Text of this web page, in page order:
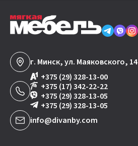
г. Минск, ул. Маяковского, 14
+375 (29) 328-13-00
+375 (17) 342-22-22
+375 (29) 328-13-05
+375 (29) 328-13-05
info@divanby.com